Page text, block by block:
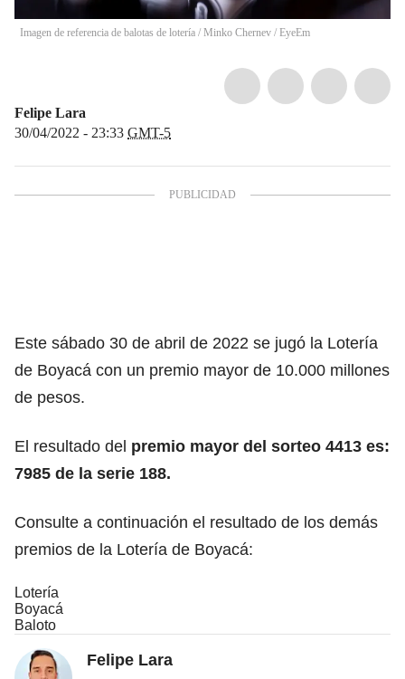
Imagen de referencia de balotas de lotería / Minko Chernev / EyeEm
Felipe Lara
30/04/2022 - 23:33 GMT-5
Este sábado 30 de abril de 2022 se jugó la Lotería
de Boyacá con un premio mayor de 10.000 millones
de pesos.
El resultado del premio mayor del sorteo 4413 es:
7985 de la serie 188.
Consulte a continuación el resultado de los demás
premios de la Lotería de Boyacá:
Lotería
Boyacá
Baloto
Felipe Lara